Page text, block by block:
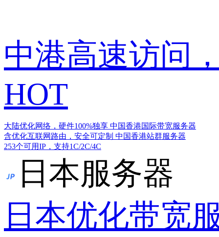
中港高速访问
HOT
大陆优化网络，硬件100%独享 中国香港国际带宽服务器
含优化互联网路由，安全可定制 中国香港站群服务器
253个可用IP，支持1C/2C/4C
日本服务器
日本优化带宽